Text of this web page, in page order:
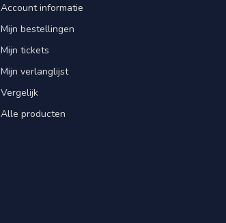
Account informatie
Mijn bestellingen
Mijn tickets
Mijn verlanglijst
Vergelijk
Alle producten